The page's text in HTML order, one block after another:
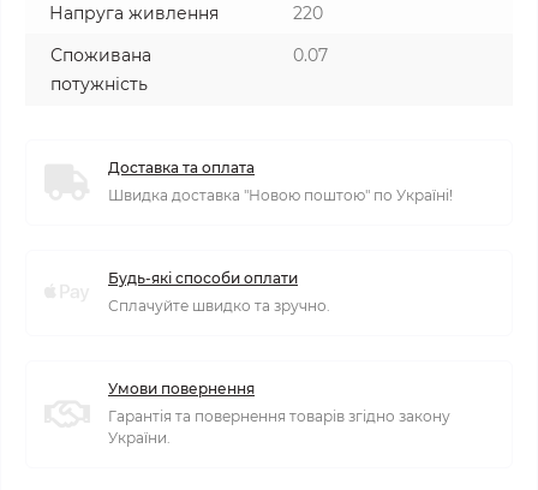
Напруга живлення
220
Споживана
потужність
0.07
Доставка та оплата
Швидка доставка "Новою поштою" по Україні!
Будь-які способи оплати
Сплачуйте швидко та зручно.
Умови повернення
Гарантія та повернення товарів згідно закону
України.